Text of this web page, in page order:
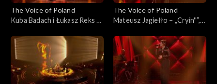
The Voice of Poland
Kuba Badach i Łukasz Reks –
Poland”, Finał, 29 listopada
2025
The Voice of Poland
Mateusz Jagiełło – „Cryin''”,
29 listopada 2025